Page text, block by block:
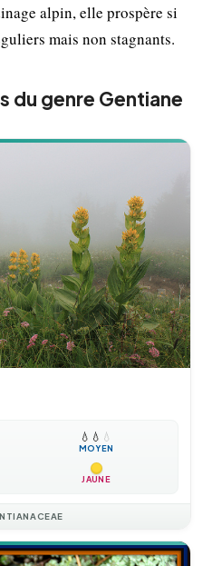
alpin, elle prospère si
mais non stagnants.
du genre Gentiane
💧 💧 💧
MOYEN
JAUNE